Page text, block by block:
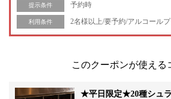
提示条件 予約時
利用条件 2名様以上/要予約/アルコール
このクーポンが使える
★平日限定★20種シュ